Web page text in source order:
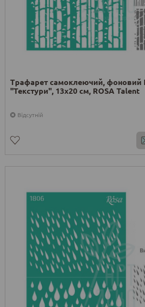
Трафарет самоклеючий, фоновий
"Текстури", 13x20 см, ROSA Talent
Відсутній